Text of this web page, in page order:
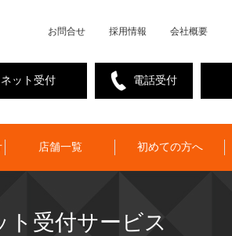
お問合せ 採用情報 会社概要
電話受付
ネット受付
店舗一覧 初めての方へ
ト受付サービス